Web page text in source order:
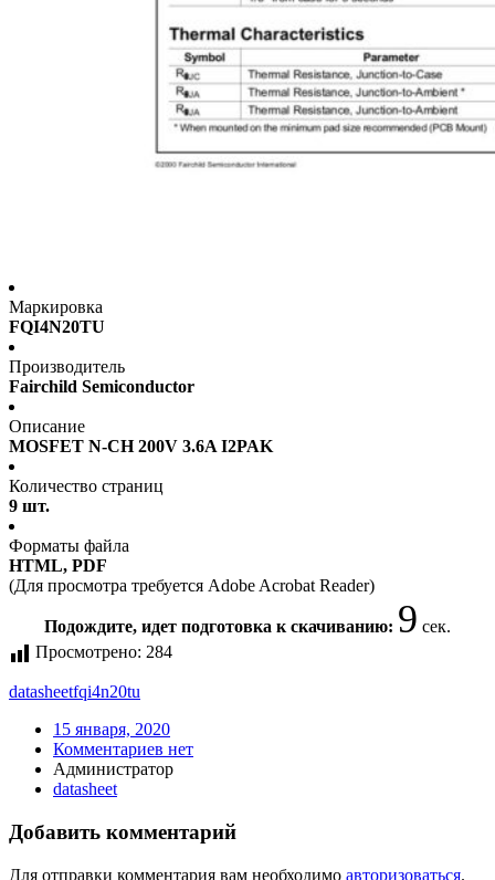
Маркировка
FQI4N20TU
Производитель
Fairchild Semiconductor
Описание
MOSFET N-CH 200V 3.6A I2PAK
Количество страниц
9 шт.
Форматы файла
HTML, PDF
(Для просмотра требуется Adobe Acrobat Reader)
Подождите, идет подготовка к скачиванию: 9 сек.
Просмотрено: 284
datasheetfqi4n20tu
15 января, 2020
Комментариев нет
Администратор
datasheet
Добавить комментарий
Для отправки комментария вам необходимо авторизоваться.